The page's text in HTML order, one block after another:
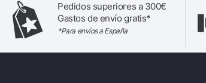
Pedidos superiores a 300€
Gastos de envío gratis*
*Para envíos a España